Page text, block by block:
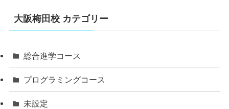
大阪梅田校 カテゴリー
総合進学コース
プログラミングコース
未設定